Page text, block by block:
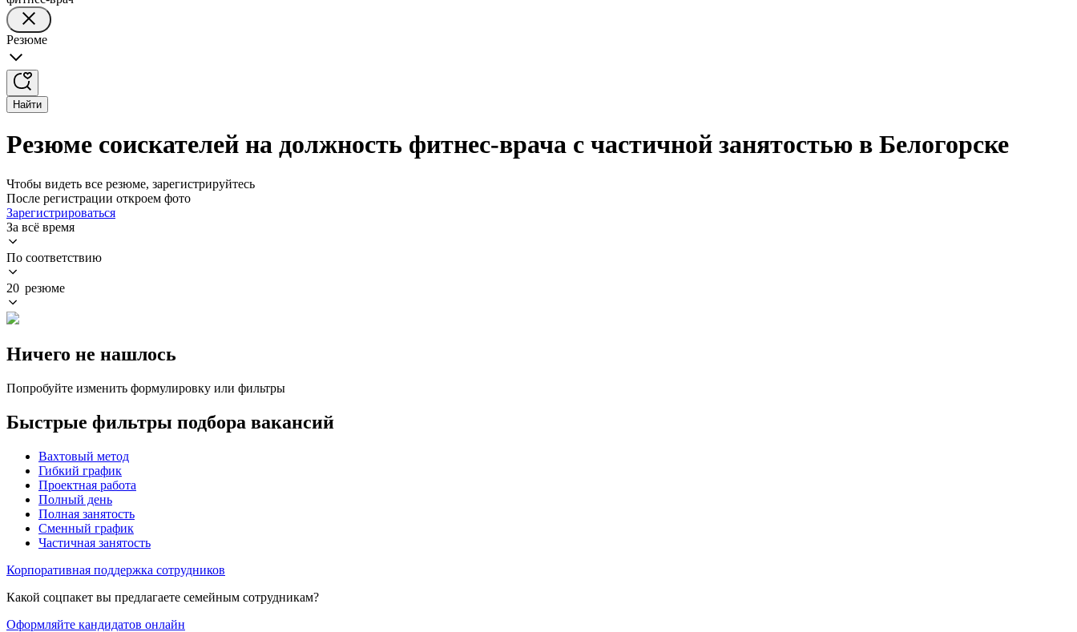
Резюме
Найти
Резюме соискателей на должность фитнес-врача с частичной занятостью в Белогорске
Чтобы видеть все резюме, зарегистрируйтесь
После регистрации откроем фото
Зарегистрироваться
За всё время
По соответствию
20 резюме
Ничего не нашлось
Попробуйте изменить формулировку или фильтры
Быстрые фильтры подбора вакансий
Вахтовый метод
Гибкий график
Проектная работа
Полный день
Полная занятость
Сменный график
Частичная занятость
Корпоративная поддержка сотрудников
Какой соцпакет вы предлагаете семейным сотрудникам?
Оформляйте кандидатов онлайн